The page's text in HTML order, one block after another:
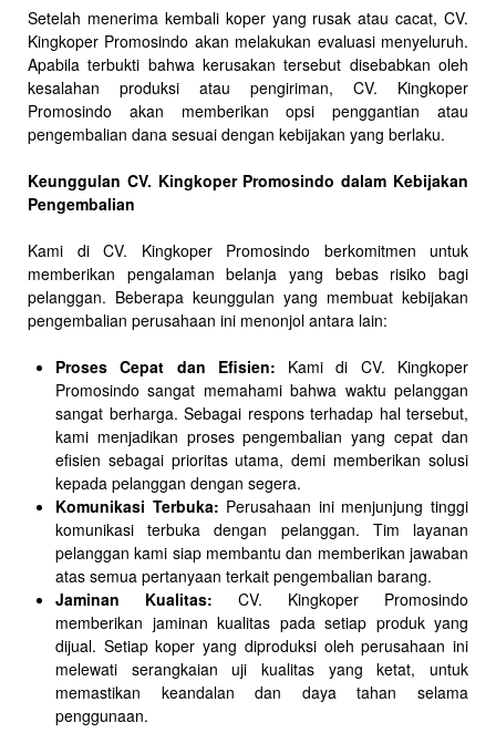
Setelah menerima kembali koper yang rusak atau cacat, CV.
Kingkoper Promosindo akan melakukan evaluasi menyeluruh.
Apabila terbukti bahwa kerusakan tersebut disebabkan oleh
kesalahan produksi atau pengiriman, CV. Kingkoper
Promosindo akan memberikan opsi penggantian atau
pengembalian dana sesuai dengan kebijakan yang berlaku.
Keunggulan CV. Kingkoper Promosindo dalam Kebijakan
Pengembalian
Kami di CV. Kingkoper Promosindo berkomitmen untuk
memberikan pengalaman belanja yang bebas risiko bagi
pelanggan. Beberapa keunggulan yang membuat kebijakan
pengembalian perusahaan ini menonjol antara lain:
Proses Cepat dan Efisien: Kami di CV. Kingkoper
Promosindo sangat memahami bahwa waktu pelanggan
sangat berharga. Sebagai respons terhadap hal tersebut,
kami menjadikan proses pengembalian yang cepat dan
efisien sebagai prioritas utama, demi memberikan solusi
kepada pelanggan dengan segera.
Komunikasi Terbuka: Perusahaan ini menjunjung tinggi
komunikasi terbuka dengan pelanggan. Tim layanan
pelanggan kami siap membantu dan memberikan jawaban
atas semua pertanyaan terkait pengembalian barang.
Jaminan Kualitas: CV. Kingkoper Promosindo
memberikan jaminan kualitas pada setiap produk yang
dijual. Setiap koper yang diproduksi oleh perusahaan ini
melewati serangkaian uji kualitas yang ketat, untuk
memastikan keandalan dan daya tahan selama
penggunaan.